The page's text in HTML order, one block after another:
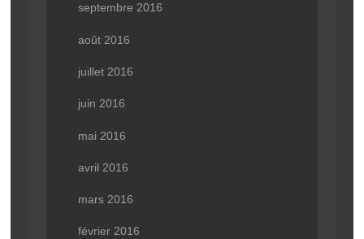
septembre 2016
août 2016
juillet 2016
juin 2016
mai 2016
avril 2016
mars 2016
février 2016